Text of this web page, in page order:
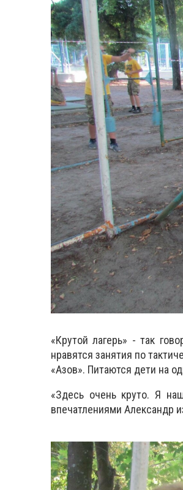
«Крутой лагерь» - так
нравятся занятия по
«Азов». Питаются дети на
«Здесь очень круто. Я
впечатлениями Александр